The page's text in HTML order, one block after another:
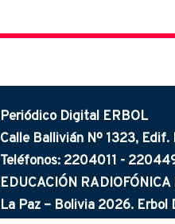
Periódico Digital ERBOL
Calle Ballivián Nº 1323,
Teléfonos: 2204011 -
EDUCACIÓN
La Paz – Bolivia 2026. Erbol